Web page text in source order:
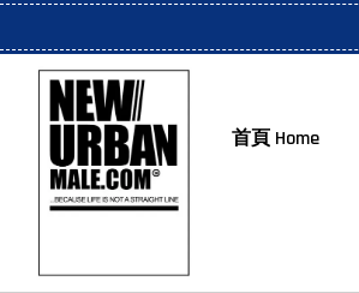
首頁 Home